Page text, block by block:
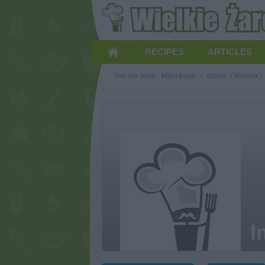
RECIPES ARTICLES
You are here: Main page / Users / Imbirka:)